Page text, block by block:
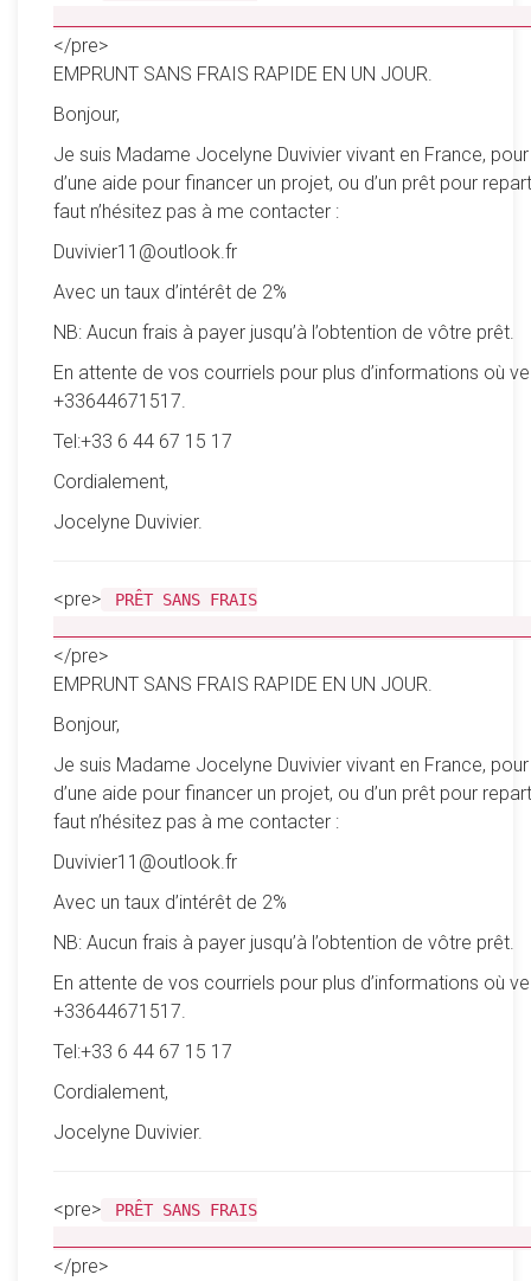
</pre>
EMPRUNT SANS FRAIS RAPIDE EN UN JOUR.
Bonjour,
Je suis Madame Jocelyne Duvivier vivant en France,
d’une aide pour financer un projet, ou d’un prêt pour
faut n’hésitez pas à me contacter :
Duvivier11@outlook.fr
Avec un taux d’intérêt de 2%
NB: Aucun frais à payer jusqu’à l’obtention de vôtre prêt.
En attente de vos courriels pour plus d’informations où
+33644671517.
Tel:+33 6 44 67 15 17
Cordialement,
Jocelyne Duvivier.
<pre>
PRÊT SANS FRAIS
</pre>
EMPRUNT SANS FRAIS RAPIDE EN UN JOUR.
Bonjour,
Je suis Madame Jocelyne Duvivier vivant en France,
d’une aide pour financer un projet, ou d’un prêt pour
faut n’hésitez pas à me contacter :
Duvivier11@outlook.fr
Avec un taux d’intérêt de 2%
NB: Aucun frais à payer jusqu’à l’obtention de vôtre prêt.
En attente de vos courriels pour plus d’informations où
+33644671517.
Tel:+33 6 44 67 15 17
Cordialement,
Jocelyne Duvivier.
<pre>
PRÊT SANS FRAIS
</pre>